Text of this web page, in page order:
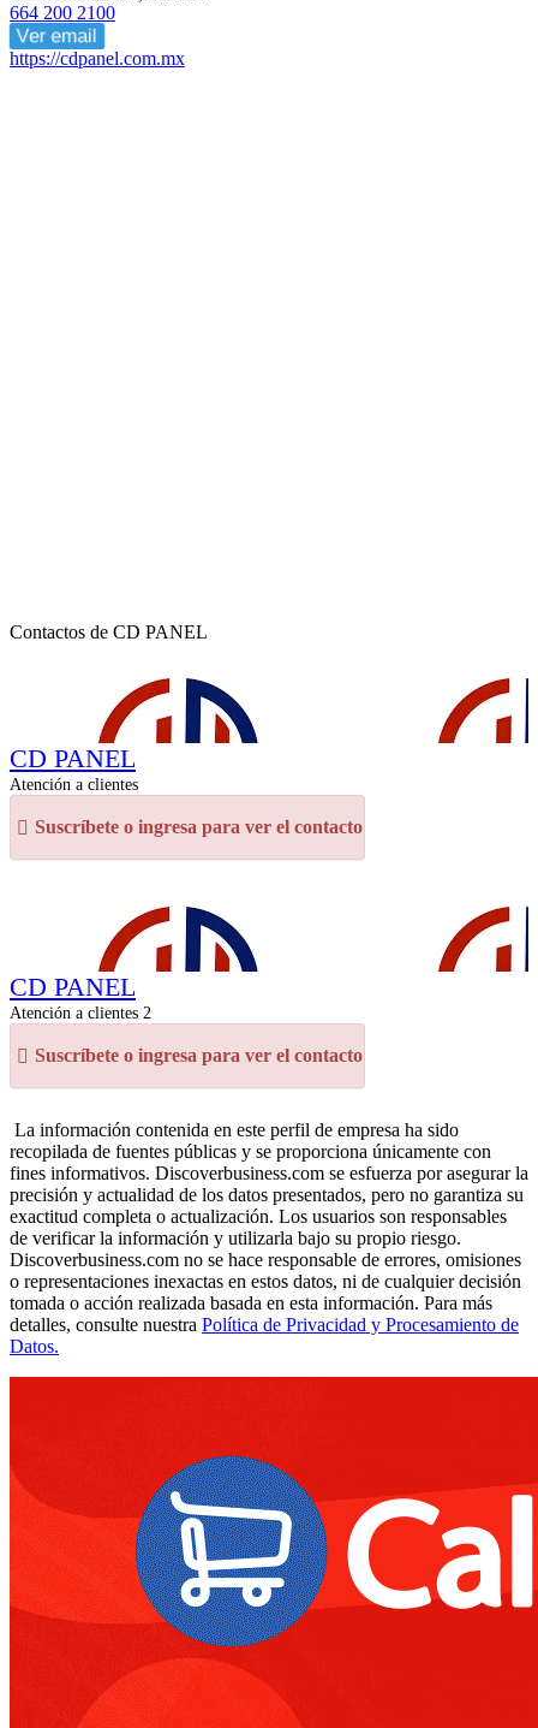
664 200 2100
Ver email
https://cdpanel.com.mx
Contactos de CD PANEL
CD PANEL
Atención a clientes
Suscríbete o ingresa para ver el contacto
CD PANEL
Atención a clientes 2
Suscríbete o ingresa para ver el contacto
La información contenida en este perfil de empresa ha sido
recopilada de fuentes públicas y se proporciona únicamente con
fines informativos. Discoverbusiness.com se esfuerza por asegurar la
precisión y actualidad de los datos presentados, pero no garantiza su
exactitud completa o actualización. Los usuarios son responsables
de verificar la información y utilizarla bajo su propio riesgo.
Discoverbusiness.com no se hace responsable de errores, omisiones
o representaciones inexactas en estos datos, ni de cualquier decisión
tomada o acción realizada basada en esta información. Para más
detalles, consulte nuestra Política de Privacidad y Procesamiento de
Datos.